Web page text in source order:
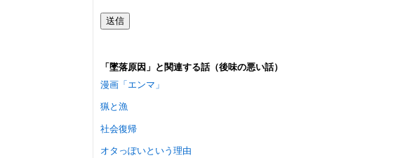
「墜落原因」と関連する話（後味の悪い話）
漫画「エンマ」
猟と漁
社会復帰
オタっぽいという理由